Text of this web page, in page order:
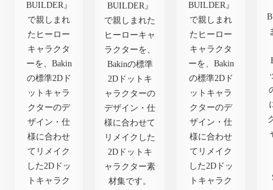
BUILDER』
で親しまれ
たヒーロー
キャラクタ
ーを、Bakin
の標準2Dド
ットキャラ
クターのデ
ザイン・仕
様に合わせ
てリメイク
した2Dドッ
トキャラク
BUILDER』
で親しまれた
ヒーローキャ
ラクターを、
Bakinの標準
2Dドットキ
ャラクターの
デザイン・仕
様に合わせて
リメイクした
2Dドットキ
ャラクター素
材集です。
BUILDER』
で親しまれ
たヒーロー
キャラクタ
ーを、Bakin
の標準2Dド
ットキャラ
クターのデ
ザイン・仕
様に合わせ
てリメイク
した2Dドッ
トキャラク